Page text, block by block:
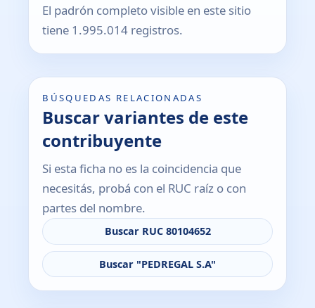
El padrón completo visible en este sitio
tiene 1.995.014 registros.
BÚSQUEDAS RELACIONADAS
Buscar variantes de este
contribuyente
Si esta ficha no es la coincidencia que
necesitás, probá con el RUC raíz o con
partes del nombre.
Buscar RUC 80104652
Buscar "PEDREGAL S.A"